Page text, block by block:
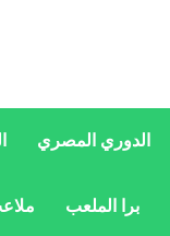
الدوري المصري
برا الملعب